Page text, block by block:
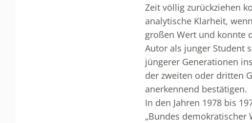
Zeit völlig zurückziehen
analytische Klarheit,
großen Wert und konnte
Autor als junger Student
jüngerer Generationen
der zweiten oder dritten
anerkennend bestätigen.
In den Jahren 1978 bis
„Bundes demokratischer